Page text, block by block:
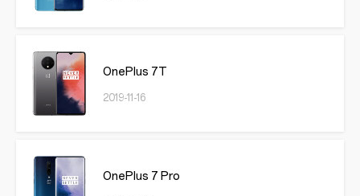
OnePlus 7T
2019-11-16
OnePlus 7 Pro